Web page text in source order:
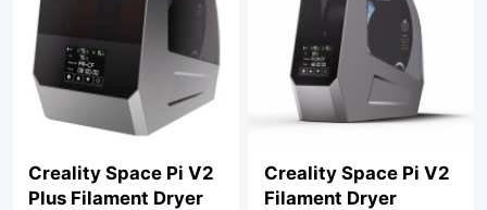
Creality Space Pi V2
Plus Filament Dryer
Creality Space Pi V2
Filament Dryer